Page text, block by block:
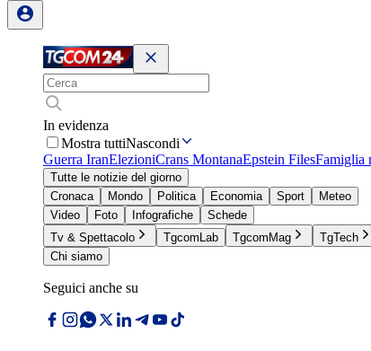
In evidenza
Mostra tuttiNascondi
Guerra IranElezioniCrans MontanaEpstein FilesFamiglia
Tutte le notizie del giorno
Cronaca
Mondo Politica Economia Sport
Meteo
Video
Foto Infografiche
Schede
Tv & Spettacolo
TgcomLab TgcomMag TgTech
Chi siamo
Seguici anche su